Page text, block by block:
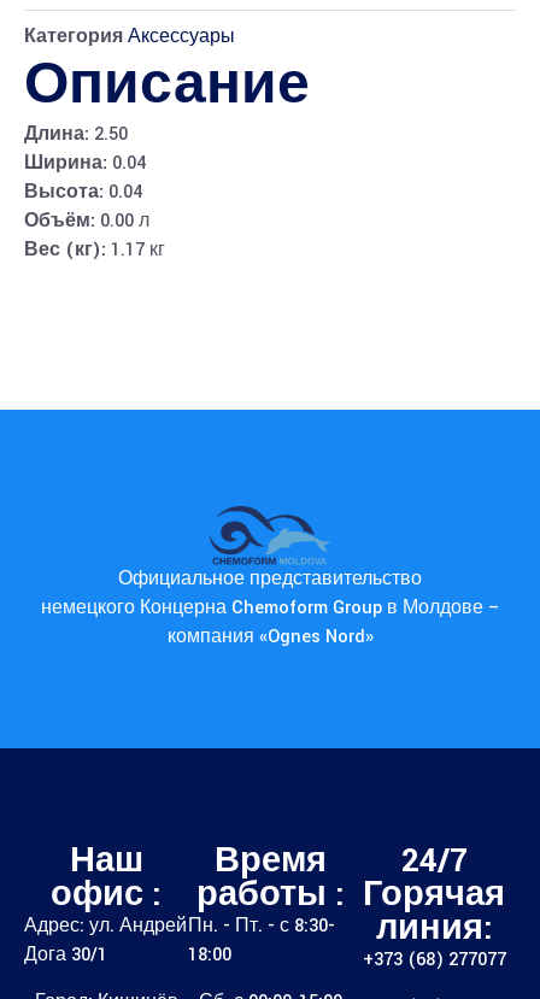
КатегорияАксессуары
Описание
Длина: 2.50
Ширина: 0.04
Высота: 0.04
Объём: 0.00 л
Вес (кг): 1.17 кг
Официальное представительство
немецкого Концерна Chemoform Group в Молдове –
компания «Ognes Nord»
Наш
офис :
Адрес: ул. Андрей
Дога 30/1
Время
работы :
Пн. - Пт. - с 8:30-
18:00
24/7
Горячая
линия:
+373 (68) 277077